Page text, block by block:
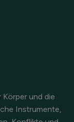
Körper und die
Instrumente,